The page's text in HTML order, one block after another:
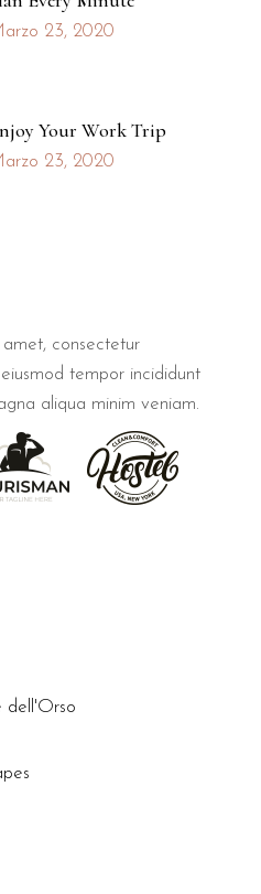
23, 2020
Your Work Trip
23, 2020
consectetur
tempor incididunt
aliqua minim veniam.
dell'Orso